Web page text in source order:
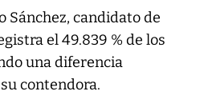
Sánchez, candidato de
el 49.839 % de los
una diferencia
contendora.